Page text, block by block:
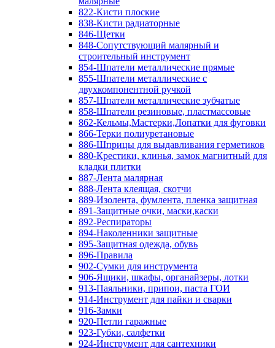
822-Кисти плоские
838-Кисти радиаторные
846-Щетки
848-Сопутствующий малярный и
строительный инструмент
854-Шпатели металлические прямые
855-Шпатели металлические с
двухкомпонентной ручкой
857-Шпатели металлические зубчатые
858-Шпатели резиновые, пластмассовые
862-Кельмы,Мастерки,Лопатки для фуговки
866-Терки полиуретановые
886-Шприцы для выдавливания герметиков
880-Крестики, клинья, замок магнитный для
кладки плитки
887-Лента малярная
888-Лента клеящая, скотчи
889-Изолента, фумлента, пленка защитная
891-Защитные очки, маски,каски
892-Респираторы
894-Наколенники защитные
895-Защитная одежда, обувь
896-Правила
902-Сумки для инструмента
906-Ящики, шкафы, органайзеры, лотки
913-Паяльники, припои, паста ГОИ
914-Инструмент для пайки и сварки
916-Замки
920-Петли гаражные
923-Губки, салфетки
924-Инструмент для сантехники